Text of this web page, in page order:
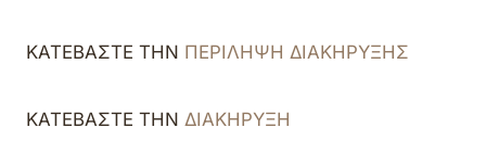
ΚΑΤΕΒΑΣΤΕ ΤΗΝ ΠΕΡΙΛΗΨΗ ΔΙΑΚΗΡΥΞΗΣ
ΚΑΤΕΒΑΣΤΕ ΤΗΝ ΔΙΑΚΗΡΥΞΗ